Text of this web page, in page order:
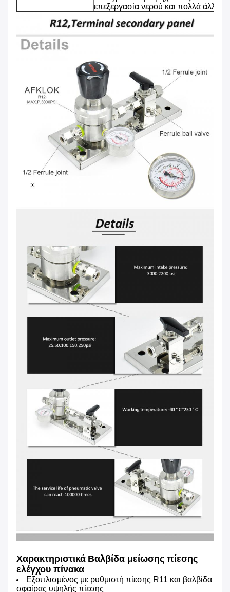
επεξεργασία νερού και πολλά άλλα.
Χαρακτηριστικά Βαλβίδα μείωσης πίεσης
ελέγχου πίνακα
Εξοπλισμένος με ρυθμιστή πίεσης R11 και βαλβίδα
σφαίρας υψηλής πίεσης